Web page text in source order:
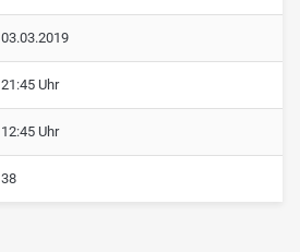
03.03.2019
21:45 Uhr
12:45 Uhr
38